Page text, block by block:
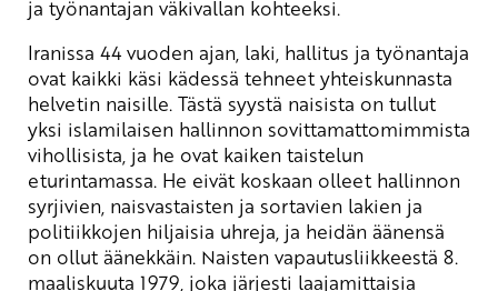
ja työnantajan väkivallan kohteeksi.
Iranissa 44 vuoden ajan, laki, hallitus ja työnantaja
ovat kaikki käsi kädessä tehneet yhteiskunnasta
helvetin naisille. Tästä syystä naisista on tullut
yksi islamilaisen hallinnon sovittamattomimmista
vihollisista, ja he ovat kaiken taistelun
eturintamassa. He eivät koskaan olleet hallinnon
syrjivien, naisvastaisten ja sortavien lakien ja
politiikkojen hiljaisia uhreja, ja heidän äänensä
on ollut äänekkäin. Naisten vapautusliikkeestä 8.
maaliskuuta 1979, joka järjesti laajamittaisia